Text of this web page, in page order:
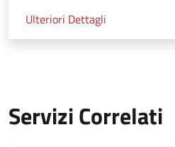
Ulteriori Dettagli
Servizi Correlati